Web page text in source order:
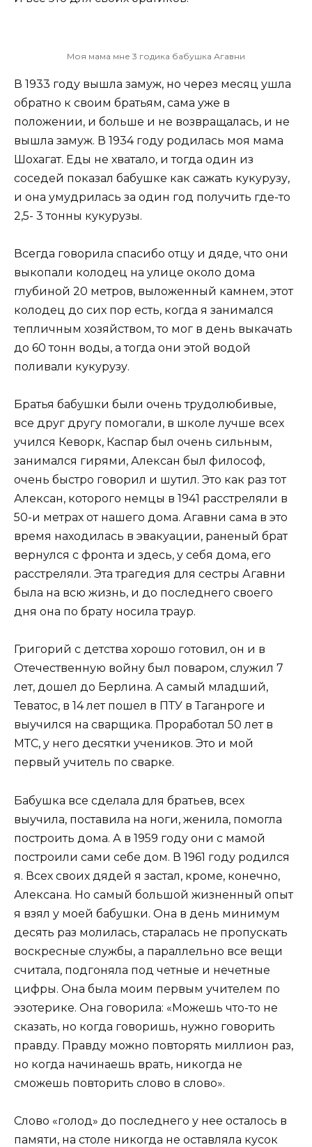
Моя мама мне 3 годика бабушка Агавни
В 1933 году вышла замуж, но через месяц ушла
обратно к своим братьям, сама уже в
положении, и больше и не возвращалась, и не
вышла замуж. В 1934 году родилась моя мама
Шохагат. Еды не хватало, и тогда один из
соседей показал бабушке как сажать кукурузу,
и она умудрилась за один год получить где-то
2,5- 3 тонны кукурузы.
Всегда говорила спасибо отцу и дяде, что они
выкопали колодец на улице около дома
глубиной 20 метров, выложенный камнем, этот
колодец до сих пор есть, когда я занимался
тепличным хозяйством, то мог в день выкачать
до 60 тонн воды, а тогда они этой водой
поливали кукурузу.
Братья бабушки были очень трудолюбивые,
все друг другу помогали, в школе лучше всех
учился Кеворк, Каспар был очень сильным,
занимался гирями, Алексан был философ,
очень быстро говорил и шутил. Это как раз тот
Алексан, которого немцы в 1941 расстреляли в
50-и метрах от нашего дома. Агавни сама в это
время находилась в эвакуации, раненый брат
вернулся с фронта и здесь, у себя дома, его
расстреляли. Эта трагедия для сестры Агавни
была на всю жизнь, и до последнего своего
дня она по брату носила траур.
Григорий с детства хорошо готовил, он и в
Отечественную войну был поваром, служил 7
лет, дошел до Берлина. А самый младший,
Теватос, в 14 лет пошел в ПТУ в Таганроге и
выучился на сварщика. Проработал 50 лет в
МТС, у него десятки учеников. Это и мой
первый учитель по сварке.
Бабушка все сделала для братьев, всех
выучила, поставила на ноги, женила, помогла
построить дома. А в 1959 году они с мамой
построили сами себе дом. В 1961 году родился
я. Всех своих дядей я застал, кроме, конечно,
Алексана. Но самый большой жизненный опыт
я взял у моей бабушки. Она в день минимум
десять раз молилась, старалась не пропускать
воскресные службы, а параллельно все вещи
считала, подгоняла под четные и нечетные
цифры. Она была моим первым учителем по
эзотерике. Она говорила: «Можешь что-то не
сказать, но когда говоришь, нужно говорить
правду. Правду можно повторять миллион раз,
но когда начинаешь врать, никогда не
сможешь повторить слово в слово».
Слово «голод» до последнего у нее осталось в
памяти, на столе никогда не оставляла кусок